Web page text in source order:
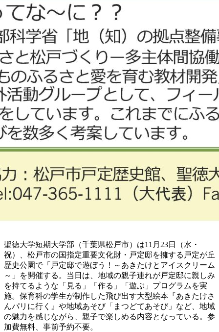
聖徳大学短期大学部（千葉県松戸市）は11月23日（水・
祝）、松戸市の国指定重要文化財・戸定邸を擁する戸定が丘
歴史公園で「戸定邸で遊ぼう！～あきたけとアイスクリーム
～」を開催する。当日は、地域の親子連れが戸定邸に親しみ
を持てるような「見る」「作る」「遊ぶ」プログラムを実
施。保育科の学生が制作した飛び出す大型絵本『あきたけさ
んパリに行く』や地域あそび「まつどてあそび」など、地域
の魅力を感じながら、親子で楽しめる内容となっている。参
加費無料、事前予約不要。